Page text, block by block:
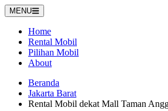
Langsung
ke
konten
MENU
Home
Rental Mobil
Pilihan Mobil
About
Beranda
Jakarta Barat
Rental Mobil dekat Mall Taman